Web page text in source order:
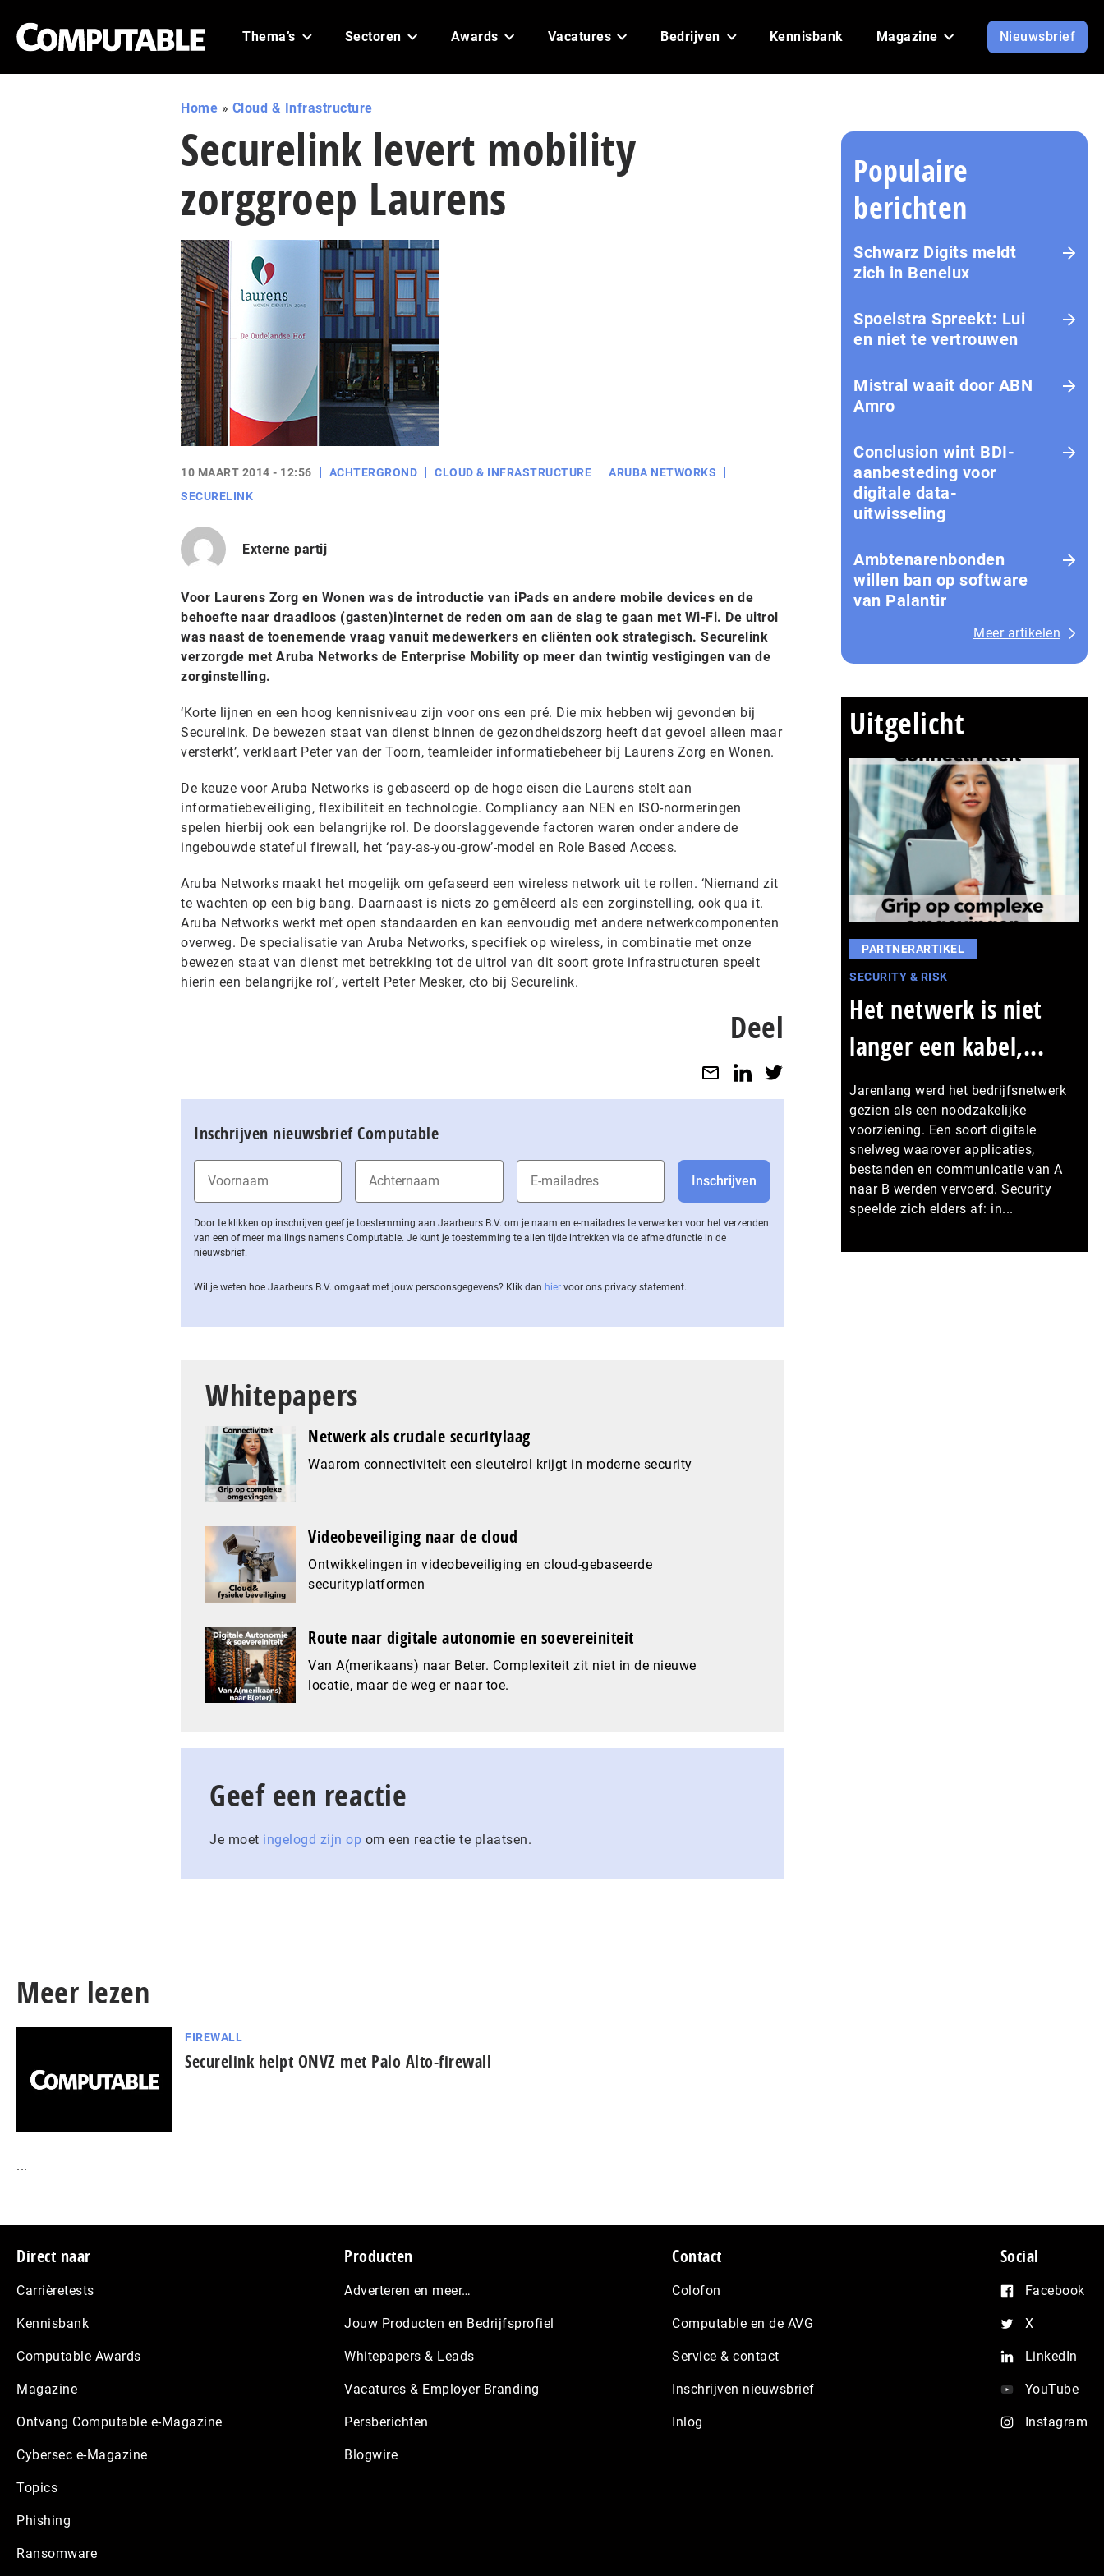
Thema’s Sectoren Awards Vacatures Bedrijven Kennisbank Magazine Nieuwsbrief
Home » Cloud & Infrastructure
Securelink levert mobility
zorggroep Laurens
10 MAART 2014 - 12:56 ACHTERGROND CLOUD & INFRASTRUCTURE
ARUBA NETWORKS
SECURELINK
Externe partij
Voor Laurens Zorg en Wonen was de introductie van iPads en andere mobile devices en de
behoefte naar draadloos (gasten)internet de reden om aan de slag te gaan met Wi-Fi. De uitrol
was naast de toenemende vraag vanuit medewerkers en cliënten ook strategisch. Securelink
verzorgde met Aruba Networks de Enterprise Mobility op meer dan twintig vestigingen van de
zorginstelling.
‘Korte lijnen en een hoog kennisniveau zijn voor ons een pré. Die mix hebben wij gevonden bij
Securelink. De bewezen staat van dienst binnen de gezondheidszorg heeft dat gevoel alleen maar
versterkt’, verklaart Peter van der Toorn, teamleider informatiebeheer bij Laurens Zorg en Wonen.
De keuze voor Aruba Networks is gebaseerd op de hoge eisen die Laurens stelt aan
informatiebeveiliging, flexibiliteit en technologie. Compliancy aan NEN en ISO-normeringen
spelen hierbij ook een belangrijke rol. De doorslaggevende factoren waren onder andere de
ingebouwde stateful firewall, het ‘pay-as-you-grow’-model en Role Based Access.
Aruba Networks maakt het mogelijk om gefaseerd een wireless network uit te rollen. ‘Niemand zit
te wachten op een big bang. Daarnaast is niets zo gemêleerd als een zorginstelling, ook qua it.
Aruba Networks werkt met open standaarden en kan eenvoudig met andere netwerkcomponenten
overweg. De specialisatie van Aruba Networks, specifiek op wireless, in combinatie met onze
bewezen staat van dienst met betrekking tot de uitrol van dit soort grote infrastructuren speelt
hierin een belangrijke rol’, vertelt Peter Mesker, cto bij Securelink.
Deel
Inschrijven nieuwsbrief Computable
Door te klikken op inschrijven geef je toestemming aan Jaarbeurs B.V. om je naam en e-mailadres te verwerken voor het verzenden
van een of meer mailings namens Computable. Je kunt je toestemming te allen tijde intrekken via de af­meld­func­tie in de
nieuwsbrief.
Wil je weten hoe Jaarbeurs B.V. omgaat met jouw per­soons­ge­ge­vens? Klik dan hier voor ons privacy statement.
Whitepapers
Netwerk als cruciale securitylaag
Waarom connectiviteit een sleutelrol krijgt in moderne security
Videobeveiliging naar de cloud
Ontwikkelingen in videobeveiliging en cloud-gebaseerde
securityplatformen
Route naar digitale autonomie en soevereiniteit
Van A(merikaans) naar Beter. Complexiteit zit niet in de nieuwe
locatie, maar de weg er naar toe.
Geef een reactie
Je moet ingelogd zijn op om een reactie te plaatsen.
Populaire
berichten
Schwarz Digits meldt
zich in Benelux
Spoelstra Spreekt: Lui
en niet te vertrouwen
Mistral waait door ABN
Amro
Conclusion wint BDI-
aanbesteding voor
digitale data-
uitwisseling
Ambtenarenbonden
willen ban op software
van Palantir
Meer artikelen
Uitgelicht
PARTNERARTIKEL
SECURITY & RISK
Het netwerk is niet
langer een kabel,...
Jarenlang werd het bedrijfsnetwerk
gezien als een noodzakelijke
voorziening. Een soort digitale
snelweg waarover applicaties,
bestanden en communicatie van A
naar B werden vervoerd. Security
speelde zich elders af: in...
Meer lezen
FIREWALL
Securelink helpt ONVZ met Palo Alto-firewall
...
Footer
Direct naar
Carrièretests
Kennisbank
Computable Awards
Magazine
Ontvang Computable e-Magazine
Cybersec e-Magazine
Topics
Phishing
Ransomware
Producten
Adverteren en meer…
Jouw Producten en Bedrijfsprofiel
Whitepapers & Leads
Vacatures & Employer Branding
Persberichten
Blogwire
Contact
Colofon
Computable en de AVG
Service & contact
Inschrijven nieuwsbrief
Inlog
Social
Facebook
X
LinkedIn
YouTube
Instagram